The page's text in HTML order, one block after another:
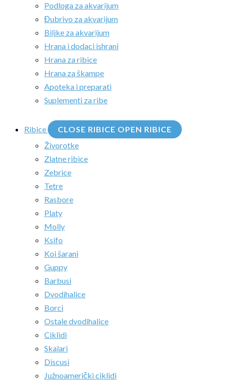
Podloga za akvarijum
Đubrivo za akvarijum
Biljke za akvarijum
Hrana i dodaci ishrani
Hrana za ribice
Hrana za škampe
Apoteka i preparati
Suplementi za ribe
Ribice CLOSE RIBICE OPEN RIBICE
Živorotke
Zlatne ribice
Zebrice
Tetre
Rasbore
Platy
Molly
Ksifo
Koi šarani
Guppy
Barbusi
Dvodihalice
Borci
Ostale dvodihalice
Ciklidi
Skalari
Discusi
Južnoamerički ciklidi